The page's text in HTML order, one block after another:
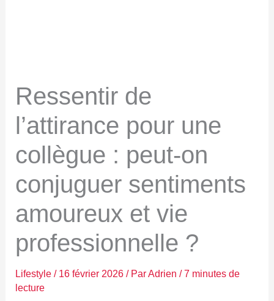
Ressentir de
l’attirance pour une
collègue : peut-on
conjuguer sentiments
amoureux et vie
professionnelle ?
Lifestyle/ 16 février 2026 / ParAdrien /7 minutes de
lecture